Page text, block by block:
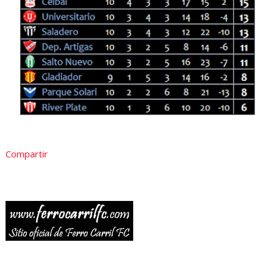
Compartir